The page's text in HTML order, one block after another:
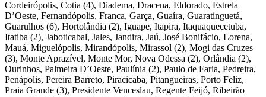
Cordeirópolis, Cotia (4), Diadema, Dracena, Eldorado, Estrela
D’Oeste, Fernandópolis, Franca, Garça, Guaíra, Guaratinguetá,
Guarulhos (6), Hortolândia (2), Iguape, Itapira, Itaquaquecetuba,
Itatiba (2), Jaboticabal, Jales, Jandira, Jaú, José Bonifácio, Lorena,
Mauá, Miguelópolis, Mirandópolis, Mirassol (2), Mogi das Cruzes
(3), Monte Aprazível, Monte Mor, Nova Odessa (2), Orlândia (2),
Ourinhos, Palmeira D’Oeste, Paulínia (2), Paulo de Faria, Pedreira,
Penápolis, Pereira Barreto, Piracicaba, Pitangueiras, Porto Feliz,
Praia Grande (3), Presidente Venceslau, Regente Feijó, Ribeirão